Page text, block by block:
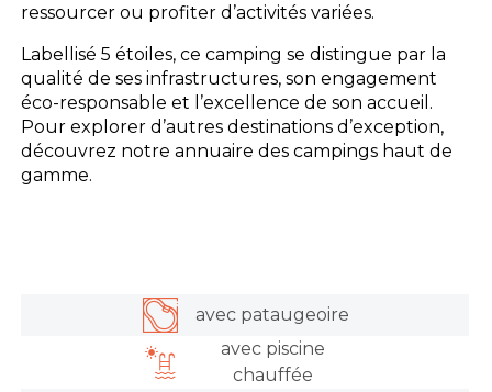
ressourcer ou profiter d’activités variées.
Labellisé 5 étoiles, ce camping se distingue par la
qualité de ses infrastructures, son engagement
éco-responsable et l’excellence de son accueil.
Pour explorer d’autres destinations d’exception,
découvrez notre annuaire des campings haut de
gamme.
avec pataugeoire
avec piscine
chauffée